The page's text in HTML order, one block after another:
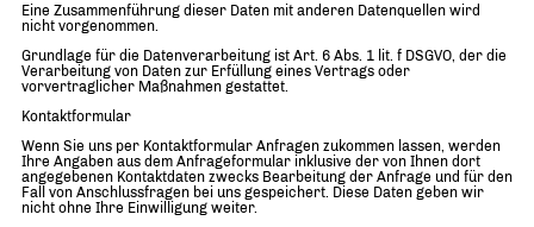
Eine Zusammenführung dieser Daten mit anderen Datenquellen wird
nicht vorgenommen.
Grundlage für die Datenverarbeitung ist Art. 6 Abs. 1 lit. f DSGVO, der die
Verarbeitung von Daten zur Erfüllung eines Vertrags oder
vorvertraglicher Maßnahmen gestattet.
Kontaktformular
Wenn Sie uns per Kontaktformular Anfragen zukommen lassen, werden
Ihre Angaben aus dem Anfrageformular inklusive der von Ihnen dort
angegebenen Kontaktdaten zwecks Bearbeitung der Anfrage und für den
Fall von Anschlussfragen bei uns gespeichert. Diese Daten geben wir
nicht ohne Ihre Einwilligung weiter.